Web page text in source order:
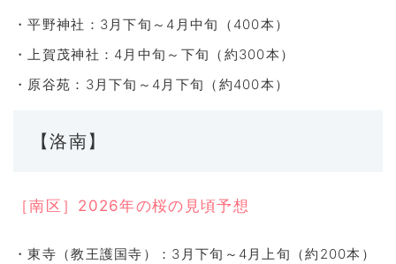
・平野神社：3月下旬～4月中旬（400本）
・上賀茂神社：4月中旬～下旬（約300本）
・原谷苑：3月下旬～4月下旬（約400本）
【洛南】
［南区］2026年の桜の見頃予想
・東寺（教王護国寺）：3月下旬～4月上旬（約200本）